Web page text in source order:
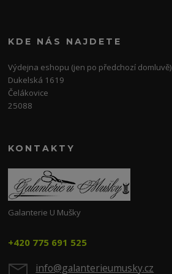
KDE NÁS NAJDETE
Výdejna eshopu (jen po předchozí domluvě)
Dukelská 1619
Čelákovice
25088
KONTAKTY
Galanterie U Mušky
+420 775 691 525
info@galanterieumusky.cz